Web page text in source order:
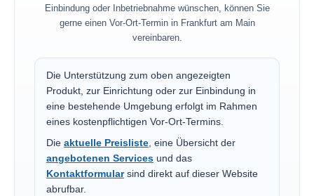
Einbindung oder Inbetriebnahme wünschen, können Sie
gerne einen Vor-Ort-Termin in Frankfurt am Main
vereinbaren.
Die Unterstützung zum oben angezeigten
Produkt, zur Einrichtung oder zur Einbindung in
eine bestehende Umgebung erfolgt im Rahmen
eines kostenpflichtigen Vor-Ort-Termins.
Die aktuelle Preisliste, eine Übersicht der
angebotenen Services und das
Kontaktformularsind direkt auf dieser Website
abrufbar.